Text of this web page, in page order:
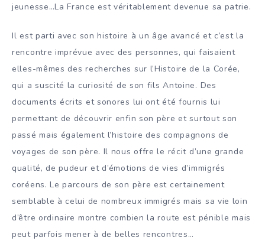
jeunesse…La France est véritablement devenue sa patrie.
Il est parti avec son histoire à un âge avancé et c’est la
rencontre imprévue avec des personnes, qui faisaient
elles-mêmes des recherches sur l’Histoire de la Corée,
qui a suscité la curiosité de son fils Antoine. Des
documents écrits et sonores lui ont été fournis lui
permettant de découvrir enfin son père et surtout son
passé mais également l’histoire des compagnons de
voyages de son père. Il nous offre le récit d’une grande
qualité, de pudeur et d’émotions de vies d’immigrés
coréens. Le parcours de son père est certainement
semblable à celui de nombreux immigrés mais sa vie loin
d’être ordinaire montre combien la route est pénible mais
peut parfois mener à de belles rencontres…